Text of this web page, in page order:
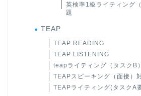
英検準1級ライティング
題
TEAP
TEAP READING
TEAP LISTENING
teapライティング（タスクB）
TEAPスピーキング（面接）
TEAPライティング(タスクA